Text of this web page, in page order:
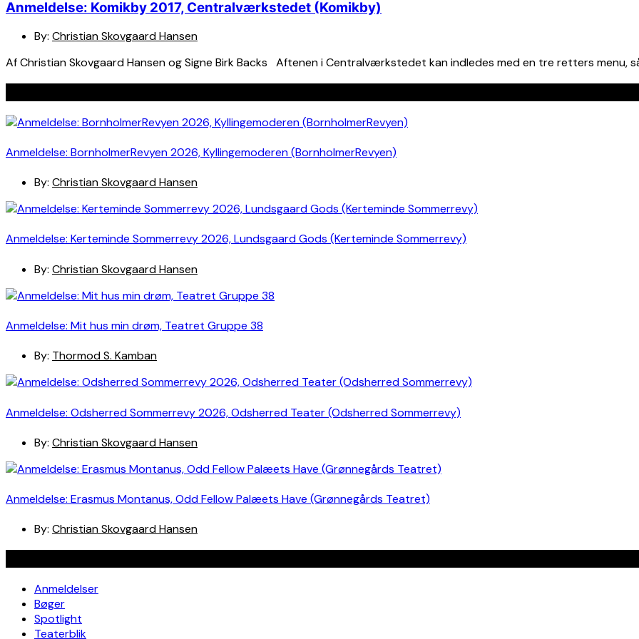
Anmeldelse: Komikby 2017, Centralværkstedet (Komikby)
By: Christian Skovgaard Hansen
Af Christian Skovgaard Hansen og Signe Birk Backs Aftenen i Centralværkstedet kan indledes med en tre retters menu,
Anmeldelse: BornholmerRevyen 2026, Kyllingemoderen (BornholmerRevyen)
By: Christian Skovgaard Hansen
Anmeldelse: Kerteminde Sommerrevy 2026, Lundsgaard Gods (Kerteminde Sommerrevy)
By: Christian Skovgaard Hansen
Anmeldelse: Mit hus min drøm, Teatret Gruppe 38
By: Thormod S. Kamban
Anmeldelse: Odsherred Sommerrevy 2026, Odsherred Teater (Odsherred Sommerrevy)
By: Christian Skovgaard Hansen
Anmeldelse: Erasmus Montanus, Odd Fellow Palæets Have (Grønnegårds Teatret)
By: Christian Skovgaard Hansen
Anmeldelser
Bøger
Spotlight
Teaterblik